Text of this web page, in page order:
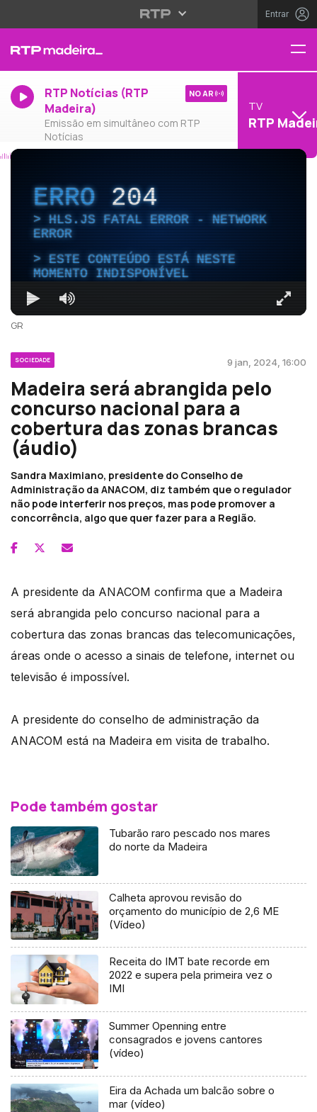
Entrar
RTP Notícias (RTP
Madeira)
Emissão em simultâneo com RTP
Notícias
NO AR
TV
RTP
ERRO204
HLS.JS FATAL ERROR - NETWORK
ERROR
ESTE CONTEÚDO ESTÁ NESTE
MOMENTO INDISPONÍVEL
GR
SOCIEDADE 9 jan, 2024, 16:00
Madeira será abrangida pelo
concurso nacional para a
cobertura das zonas brancas
(áudio)
Sandra Maximiano, presidente do Conselho de
Administração da ANACOM, diz também que o regulador
não pode interferir nos preços, mas pode promover a
concorrência, algo que quer fazer para a Região.
A presidente da ANACOM confirma que a Madeira
será abrangida pelo concurso nacional para a
cobertura das zonas brancas das telecomunicações,
áreas onde o acesso a sinais de telefone, internet ou
televisão é impossível.
A presidente do conselho de administração da
ANACOM está na Madeira em visita de trabalho.
Pode também gostar
Tubarão raro pescado nos mares
do norte da Madeira
Calheta aprovou revisão do
orçamento do município de 2,6 ME
(Vídeo)
Receita do IMT bate recorde em
2022 e supera pela primeira vez o
IMI
Summer Openning entre
consagrados e jovens cantores
(vídeo)
Eira da Achada um balcão sobre o
mar (vídeo)